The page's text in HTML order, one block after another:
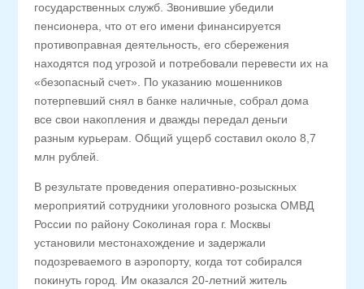
государственных служб. Звонившие убедили
пенсионера, что от его имени финансируется
противоправная деятельность, его сбережения
находятся под угрозой и потребовали перевести их на
«безопасный счет». По указанию мошенников
потерпевший снял в банке наличные, собрал дома
все свои накопления и дважды передал деньги
разным курьерам. Общий ущерб составил около 8,7
млн рублей.
В результате проведения оперативно-розыскных
мероприятий сотрудники уголовного розыска ОМВД
России по району Соколиная гора г. Москвы
установили местонахождение и задержали
подозреваемого в аэропорту, когда тот собирался
покинуть город. Им оказался 20-летний житель